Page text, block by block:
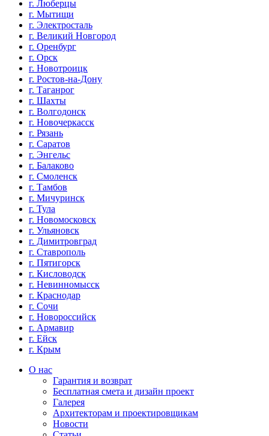
г. Люберцы
г. Мытищи
г. Электросталь
г. Великий Новгород
г. Оренбург
г. Орск
г. Новотроицк
г. Ростов-на-Дону
г. Таганрог
г. Шахты
г. Волгодонск
г. Новочеркасск
г. Рязань
г. Саратов
г. Энгельс
г. Балаково
г. Смоленск
г. Тамбов
г. Мичуринск
г. Тула
г. Новомосковск
г. Ульяновск
г. Димитровград
г. Ставрополь
г. Пятигорск
г. Кисловодск
г. Невинномысск
г. Краснодар
г. Сочи
г. Новороссийск
г. Армавир
г. Ейск
г. Крым
О нас
Гарантия и возврат
Бесплатная смета и дизайн проект
Галерея
Архитекторам и проектировщикам
Новости